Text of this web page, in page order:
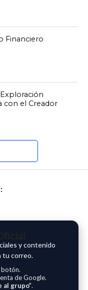
Financiero
con el Creador
y contenido
tu correo.
botón.
de Google.
al grupo”.